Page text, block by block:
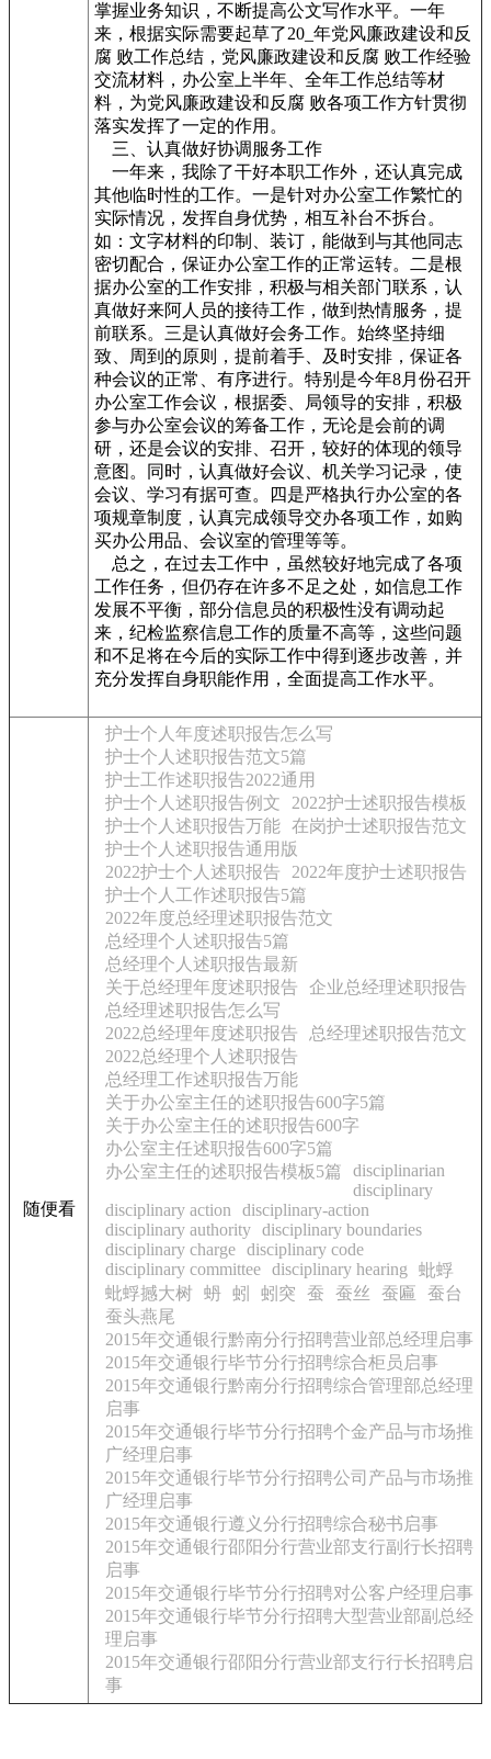
掌握业务知识，不断提高公文写作水平。一年
来，根据实际需要起草了20_年党风廉政建设和反
腐 败工作总结，党风廉政建设和反腐 败工作经验
交流材料，办公室上半年、全年工作总结等材
料，为党风廉政建设和反腐 败各项工作方针贯彻
落实发挥了一定的作用。
三、认真做好协调服务工作
一年来，我除了干好本职工作外，还认真完成
其他临时性的工作。一是针对办公室工作繁忙的
实际情况，发挥自身优势，相互补台不拆台。
如：文字材料的印制、装订，能做到与其他同志
密切配合，保证办公室工作的正常运转。二是根
据办公室的工作安排，积极与相关部门联系，认
真做好来阿人员的接待工作，做到热情服务，提
前联系。三是认真做好会务工作。始终坚持细
致、周到的原则，提前着手、及时安排，保证各
种会议的正常、有序进行。特别是今年8月份召开
办公室工作会议，根据委、局领导的安排，积极
参与办公室会议的筹备工作，无论是会前的调
研，还是会议的安排、召开，较好的体现的领导
意图。同时，认真做好会议、机关学习记录，使
会议、学习有据可查。四是严格执行办公室的各
项规章制度，认真完成领导交办各项工作，如购
买办公用品、会议室的管理等等。
总之，在过去工作中，虽然较好地完成了各项
工作任务，但仍存在许多不足之处，如信息工作
发展不平衡，部分信息员的积极性没有调动起
来，纪检监察信息工作的质量不高等，这些问题
和不足将在今后的实际工作中得到逐步改善，并
充分发挥自身职能作用，全面提高工作水平。
随便看
护士个人年度述职报告怎么写
护士个人述职报告范文5篇
护士工作述职报告2022通用
护士个人述职报告例文
2022护士述职报告模板
护士个人述职报告万能 在岗护士述职报告范文
护士个人述职报告通用版
2022护士个人述职报告
2022年度护士述职报告
护士个人工作述职报告5篇
2022年度总经理述职报告范文
总经理个人述职报告5篇
总经理个人述职报告最新
关于总经理年度述职报告
企业总经理述职报告
总经理述职报告怎么写
2022总经理年度述职报告
总经理述职报告范文
2022总经理个人述职报告
总经理工作述职报告万能
关于办公室主任的述职报告600字5篇
关于办公室主任的述职报告600字
办公室主任述职报告600字5篇
办公室主任的述职报告模板5篇
disciplinarian
disciplinary
disciplinary action
disciplinary-action
disciplinary authority disciplinary boundaries
disciplinary charge disciplinary code
disciplinary committee disciplinary hearing
蚍蜉
蚍蜉撼大树
蚒 蚓 蚓突 蚕 蚕丝 蚕匾
蚕台
蚕头燕尾
2015年交通银行黔南分行招聘营业部总经理启事
2015年交通银行毕节分行招聘综合柜员启事
2015年交通银行黔南分行招聘综合管理部总经理
启事
2015年交通银行毕节分行招聘个金产品与市场推
广经理启事
2015年交通银行毕节分行招聘公司产品与市场推
广经理启事
2015年交通银行遵义分行招聘综合秘书启事
2015年交通银行邵阳分行营业部支行副行长招聘
启事
2015年交通银行毕节分行招聘对公客户经理启事
2015年交通银行毕节分行招聘大型营业部副总经
理启事
2015年交通银行邵阳分行营业部支行行长招聘启
事